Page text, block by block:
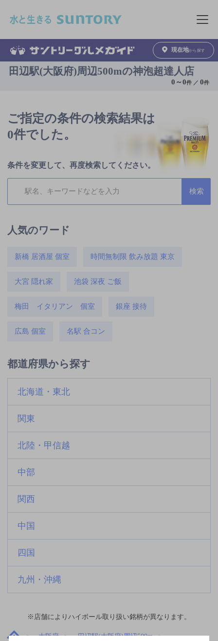
メニュ
現在地から探す
田辺駅(大阪府)周辺500mの神泡超達人店
0 ～0件 ／0件
ご指定の条件の検索結果は
0件でした。
条件を変更して、再度検索してください。
人気のワード
新橋 居酒屋 個室 時間無制限 飲み放題 東京
大宮 隠れ家 池袋 深夜 ご飯
梅田 イタリアン 個室 銀座 接待
広島 個室 名駅 合コン
都道府県から探す
北海道・東北
関東
北陸・甲信越
中部
関西
中国
四国
九州・沖縄
※店舗によりハイボール取り扱い銘柄が異なります。
大阪府
田辺駅(大阪府)周辺500m